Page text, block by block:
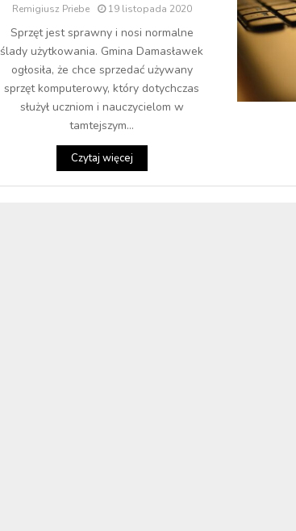
Remigiusz Priebe 19 listopada 2020
Sprzęt jest sprawny i nosi normalne
ślady użytkowania. Gmina Damasławek
ogłosiła, że chce sprzedać używany
sprzęt komputerowy, który dotychczas
służył uczniom i nauczycielom w
tamtejszym...
Czytaj więcej